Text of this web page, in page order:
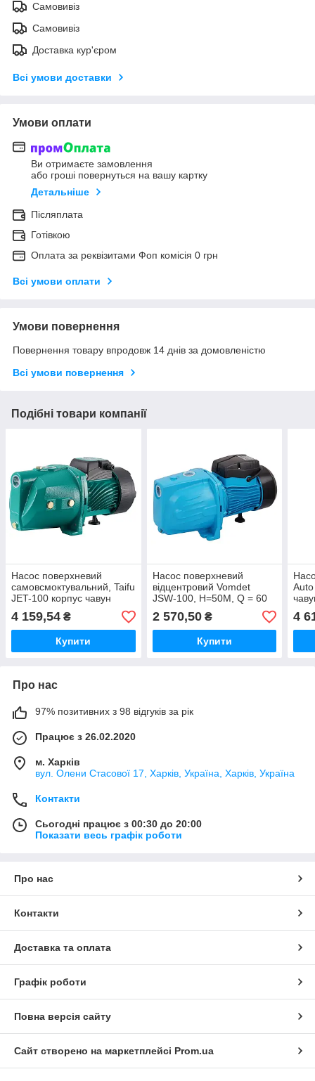
Самовивіз
Самовивіз
Доставка кур'єром
Всі умови доставки
Умови оплати
Ви отримаєте замовлення
або гроші повернуться на вашу картку
Детальніше
Післяплата
Готівкою
Оплата за реквізитами Фоп комісія 0 грн
Всі умови оплати
Умови повернення
Повернення товару впродовж 14 днів за домовленістю
Всі умови повернення
Подібні товари компанії
Насос поверхневий
самовсмоктувальний, Taifu
JET-100 корпус чавун
Н=43М, Q = 3,6 кбМ, P =
750 Вт, 1"x 1" (TF0029)
4 159,54 ₴
Купити
Насос поверхневий
відцентровий Vomdet
JSW-100, Н=50М, Q = 60
корп.чуган (VO4312)
2 570,50₴
Купити
4
Про нас
97% позитивних з 98 відгуків за рік
Працює з 26.02.2020
м. Харків
вул. Олени Стасової 17, Харків, Україна, Харків, Україна
Контакти
Сьогодні працює з 00:30 до 20:00
Показати весь графік роботи
Про нас
Контакти
Доставка та оплата
Графік роботи
Повна версія сайту
Сайт створено на маркетплейсі Prom.ua